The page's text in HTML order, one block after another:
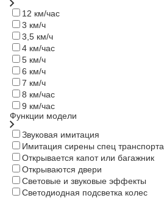
12 км/час
3 км/ч
3,5 км/ч
4 км/час
5 км/ч
6 км/ч
7 км/ч
8 км/час
9 км/час
Функции модели
Звуковая имитация
Имитация сирены спец транспорта
Открывается капот или багажник
Открываются двери
Световые и звуковые эффекты
Светодиодная подсветка колес